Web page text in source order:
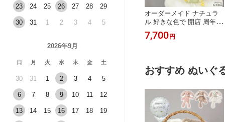
23 24 25 26 27 28 29
30 31 1 2 3 4 5
2026年9月
日 月 火 水 木 金 土
30 31 1 2 3 4 5
6 7 8 9 10 11 12
13 14 15 16 17 18 19
ント 電報
結婚式 退
ーン お礼
送料無料
ドッグインザバッグ 選べ
るバルーンのぬいぐるみ電
電報 おしゃれ 誕生日 バル
入籍祝い 周年祝い 入学式
卒業式 バルーン 合格祝い
内祝い バースデー 祝電 結
婚式 お祝い電報
オーダーメイド ナチュラ
ル 好きな色で 開店 周年
誕生日 バルーン 発表会 結
婚式 出産祝い 退職 お見舞
ーンフラワー アレンジメ
ント 推し活 成人式 生誕祭
ンス 風船 名前入り 送料無
料 ルシアン
7,700円
おすすめ ぬいぐ